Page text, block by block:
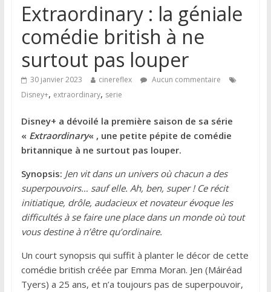
Extraordinary : la géniale
comédie british à ne
surtout pas louper
30 janvier 2023 cinereflex
Aucun commentaire
Disney+, extraordinary, serie
Disney+ a dévoilé la première saison de sa série
« Extraordinary« , une petite pépite de comédie
britannique à ne surtout pas louper.
Synopsis: Jen vit dans un univers où chacun a des
superpouvoirs… sauf elle. Ah, ben, super ! Ce récit
initiatique, drôle, audacieux et novateur évoque les
difficultés à se faire une place dans un monde où tout
vous destine à n’être qu’ordinaire.
Un court synopsis qui suffit à planter le décor de cette
comédie british créée par Emma Moran. Jen (Máiréad
Tyers) a 25 ans, et n’a toujours pas de superpouvoir,